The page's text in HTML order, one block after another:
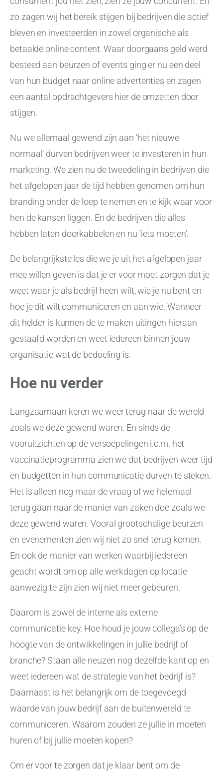
zo zagen wij het bereik stijgen bij bedrijven die actief
bleven en investeerden in zowel organische als
betaalde online content. Waar doorgaans geld werd
besteed aan beurzen of events ging er nu een deel
van hun budget naar online advertenties en zagen
een aantal opdrachtgevers hier de omzetten door
stijgen.
Nu we allemaal gewend zijn aan ‘het nieuwe
normaal’ durven bedrijven weer te investeren in hun
marketing. We zien nu de tweedeling in bedrijven die
het afgelopen jaar de tijd hebben genomen om hun
branding onder de loep te nemen en te kijk waar voor
hen de kansen liggen. En de bedrijven die alles
hebben laten doorkabbelen en nu ‘iets moeten’.
De belangrijkste les die we je uit het afgelopen jaar
mee willen geven is dat je er voor moet zorgen dat je
weet waar je als bedrijf heen wilt, wie je nu bent en
hoe je dit wilt communiceren en aan wie. Wanneer
dit helder is kunnen de te maken uitingen hieraan
gestaafd worden en weet iedereen binnen jouw
organisatie wat de bedoeling is.
Hoe nu verder
Langzaamaan keren we weer terug naar de wereld
zoals we deze gewend waren. En sinds de
vooruitzichten op de versoepelingen i.c.m. het
vaccinatieprogramma zien we dat bedrijven weer tijd
en budgetten in hun communicatie durven te steken.
Het is alleen nog maar de vraag of we helemaal
terug gaan naar de manier van zaken doe zoals we
deze gewend waren. Vooral grootschalige beurzen
en evenementen zien wij niet zo snel terug komen.
En ook de manier van werken waarbij iedereen
geacht wordt om op alle werkdagen op locatie
aanwezig te zijn zien wij niet meer gebeuren.
Daarom is zowel de interne als externe
communicatie key. Hoe houd je jouw collega’s op de
hoogte van de ontwikkelingen in jullie bedrijf of
branche? Staan alle neuzen nog dezelfde kant op en
weet iedereen wat de strategie van het bedrijf is?
Daarnaast is het belangrijk om de toegevoegd
waarde van jouw bedrijf aan de buitenwereld te
communiceren. Waarom zouden ze jullie in moeten
huren of bij jullie moeten kopen?
Om er voor te zorgen dat je klaar bent om de